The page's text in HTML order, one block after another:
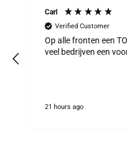
Carl
Verified Customer
Op alle fronten een
veel bedrijven een
21 hours ago